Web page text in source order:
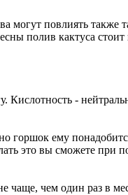
могут повлиять
полив кактуса
-
горшок ему
это вы сможете
чаще, чем один раз в